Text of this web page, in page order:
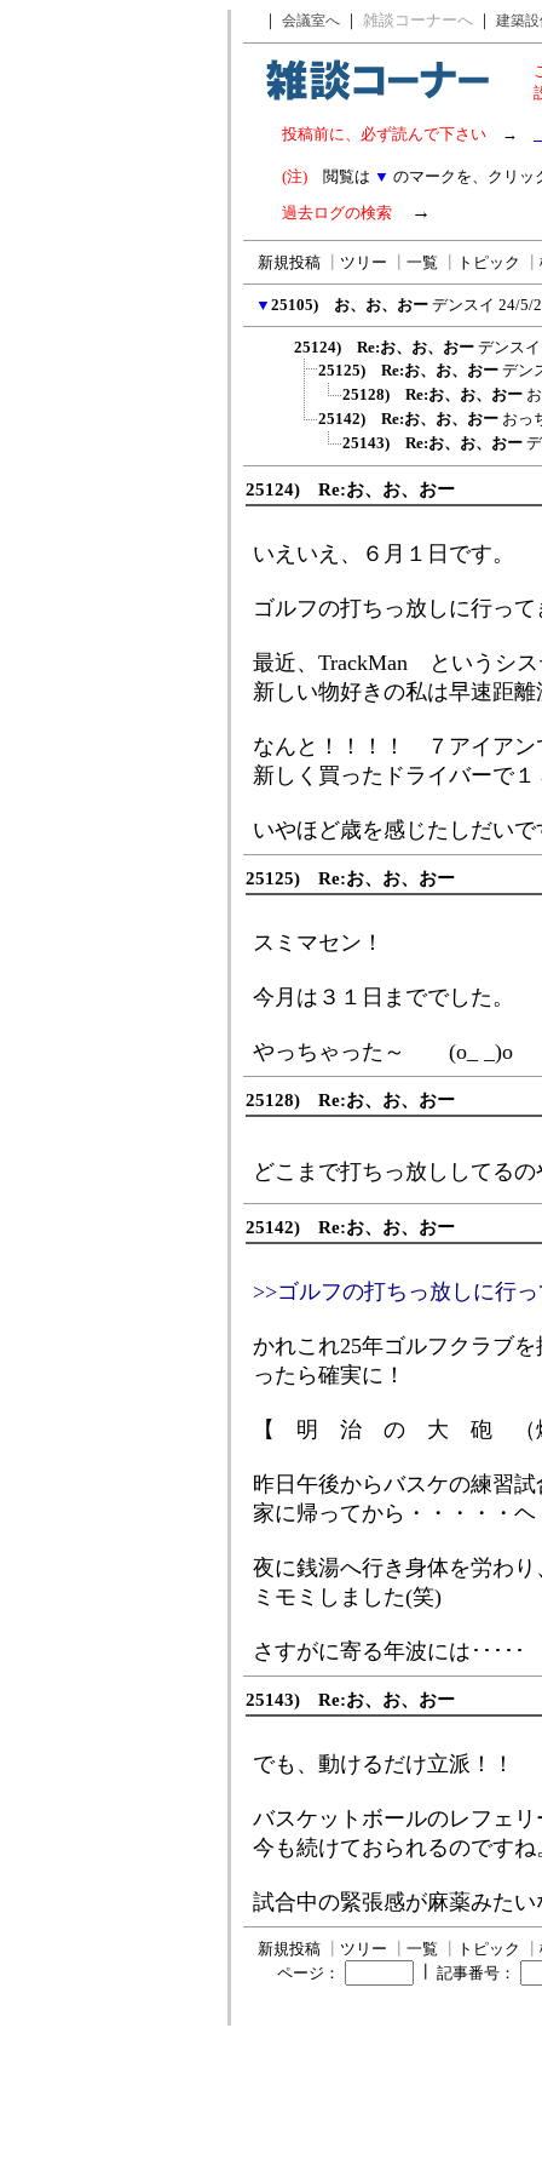
｜ 会議室へ ｜ 雑談コーナーへ ｜ 建築
投稿前に、必ず読んで下さい →
(注) 閲覧は ▼ のマークを、クリッ
過去ログの検索 →
新規投稿 ツリー 一覧 トピック
▼ 25105) お、お、おー デンスイ 24/5/
25124) Re:お、お、おー デンスイ
25125) Re:お、お、おー デン
25128) Re:お、お、おー
25142) Re:お、お、おー おっ
25143) Re:お、お、おー
25124) Re:お、お、おー
いえいえ、６月１日です
ゴルフの打ちっ放しに行っ
最近、TrackMan というシ
新しい物好きの私は早速距
なんと！！！！ ７アイアン
新しく買ったドライバーで
いやほど歳を感じたしだいで
25125) Re:お、お、おー
スミマセン！
今月は３１日まででした。
やっちゃった～ (o_ _)o
25128) Re:お、お、おー
どこまで打ちっ放ししてる
25142) Re:お、お、おー
>>ゴルフの打ちっ放しに行
かれこれ25年ゴルフクラブ
ったら確実に！
【 明 治 の 大 砲 （爆
昨日午後からバスケの練習
家に帰ってから・・・・・
夜に銭湯へ行き身体を労わ
ミモミしました(笑)
さすがに寄る年波には･････
25143) Re:お、お、おー
でも、動けるだけ立派！！
バスケットボールのレフェリ
今も続けておられるのですね
試合中の緊張感が麻薬みた
新規投稿 ツリー 一覧 トピック
ページ：
記事番号：